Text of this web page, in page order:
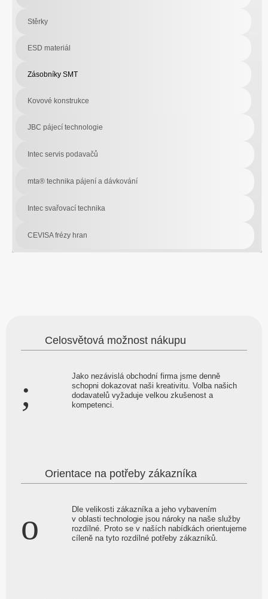
Stěrky
ESD materiál
Zásobníky SMT
Kovové konstrukce
JBC pájecí technologie
Intec servis podavačů
mta® technika pájení a dávkování
Intec svařovací technika
CEVISA frézy hran
Celosvětová možnost nákupu
Jako nezávislá obchodní firma jsme denně
schopni dokazovat naši kreativitu. Volba našich
dodavatelů vyžaduje velkou zkušenost a
kompetenci.
Orientace na potřeby zákazníka
Dle velikosti zákazníka a jeho vybavením
v oblasti technologie jsou nároky na naše služby
rozdílné. Proto se v naších nabídkách orientujeme
cíleně na tyto rozdílné potřeby zákazníků.